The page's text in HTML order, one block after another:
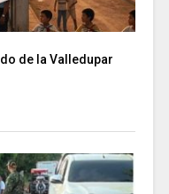
de la Valledupar